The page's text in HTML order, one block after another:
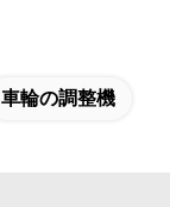
車輪の調整機